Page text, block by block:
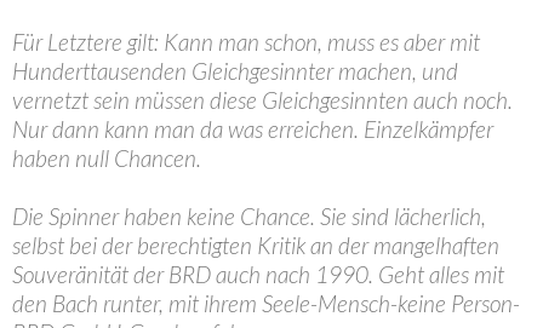
Für Letztere gilt: Kann man schon, muss es aber mit
Hunderttausenden Gleichgesinnter machen, und
vernetzt sein müssen diese Gleichgesinnten auch noch.
Nur dann kann man da was erreichen. Einzelkämpfer
haben null Chancen.
Die Spinner haben keine Chance. Sie sind lächerlich,
selbst bei der berechtigten Kritik an der mangelhaften
Souveränität der BRD auch nach 1990. Geht alles mit
den Bach runter, mit ihrem Seele-Mensch-keine Person-